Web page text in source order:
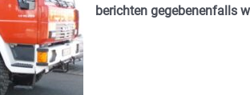
berichten gegebenenfalls